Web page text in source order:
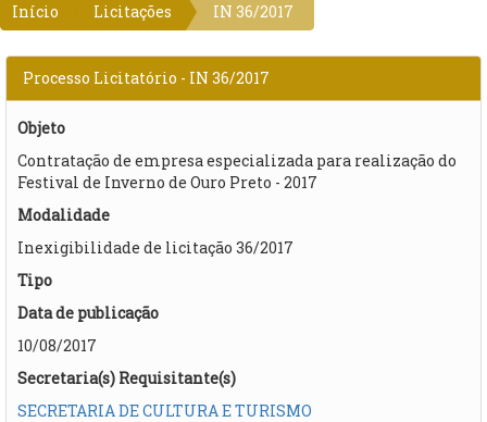
Início Licitações IN 36/2017
Processo Licitatório - IN 36/2017
Objeto
Contratação de empresa especializada para realização do
Festival de Inverno de Ouro Preto - 2017
Modalidade
Inexigibilidade de licitação 36/2017
Tipo
Data de publicação
10/08/2017
Secretaria(s) Requisitante(s)
SECRETARIA DE CULTURA E TURISMO